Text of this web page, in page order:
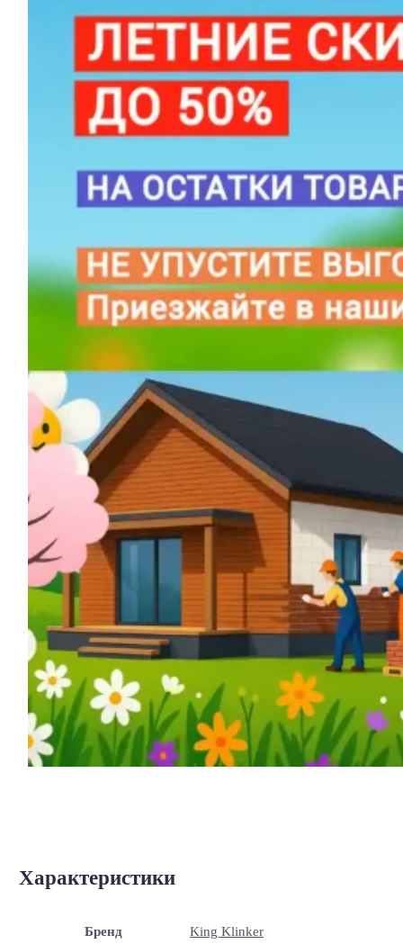
Характеристики
Бренд King Klinker